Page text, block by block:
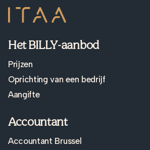
Het BILLY-aanbod
Prijzen
Oprichting van een bedrijf
Aangifte
Accountant
Accountant Brussel